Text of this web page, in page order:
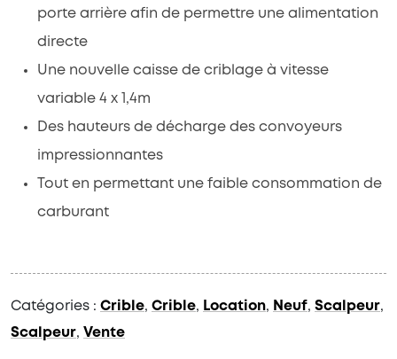
porte arrière afin de permettre une alimentation
directe
Une nouvelle caisse de criblage à vitesse
variable 4 x 1,4m
Des hauteurs de décharge des convoyeurs
impressionnantes
Tout en permettant une faible consommation de
carburant
Catégories : Crible, Crible, Location, Neuf, Scalpeur,
Scalpeur, Vente